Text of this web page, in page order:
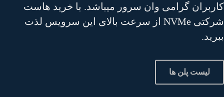
گرامی وان سرور میباشد. با خرید هاست
شرکتی NVMe از سرعت بالای این سرویس لذت
لیست پلن ها